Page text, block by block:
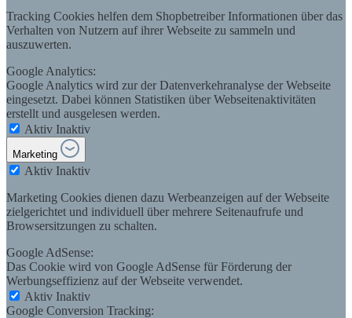
Tracking Cookies helfen dem Shopbetreiber Informationen über das
Verhalten von Nutzern auf ihrer Webseite zu sammeln und
auszuwerten.
Google Analytics:
Google Analytics wird zur der Datenverkehranalyse der Webseite
eingesetzt. Dabei können Statistiken über Webseitenaktivitäten
erstellt und ausgelesen werden.
Aktiv Inaktiv
Marketing
Aktiv Inaktiv
Marketing Cookies dienen dazu Werbeanzeigen auf der Webseite
zielgerichtet und individuell über mehrere Seitenaufrufe und
Browsersitzungen zu schalten.
Google AdSense:
Das Cookie wird von Google AdSense für Förderung der
Werbungseffizienz auf der Webseite verwendet.
Aktiv Inaktiv
Google Conversion Tracking: